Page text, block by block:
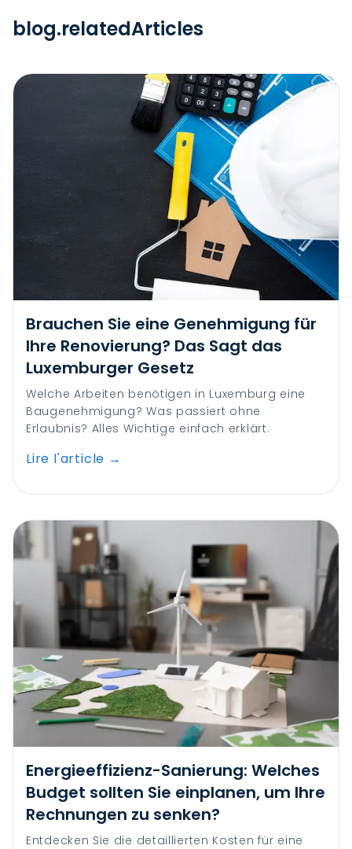
blog.relatedArticles
Brauchen Sie eine Genehmigung für
Ihre Renovierung? Das Sagt das
Luxemburger Gesetz
Welche Arbeiten benötigen in Luxemburg eine
Baugenehmigung? Was passiert ohne
Erlaubnis? Alles Wichtige einfach erklärt.
Lire l'article →
Energieeffizienz-Sanierung: Welches
Budget sollten Sie einplanen, um Ihre
Rechnungen zu senken?
Entdecken Sie die detaillierten Kosten für eine